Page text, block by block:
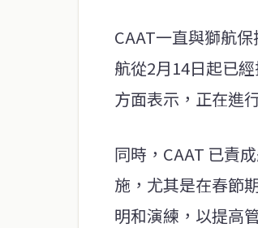
CAAT一直與獅航
航從2月14日起已
方面表示，正在進
同時，CAAT 已責
施，尤其是在春節
明和演練，以提高